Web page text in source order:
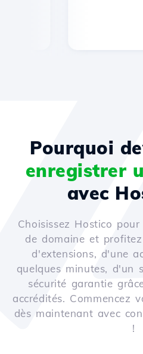
Pourquoi
enregistrer
avec
Choisissez Hostico
de domaine et
d'extensions, d'une
quelques minutes, d'un
sécurité garantie
accrédités. Commencez
dès maintenant avec
!